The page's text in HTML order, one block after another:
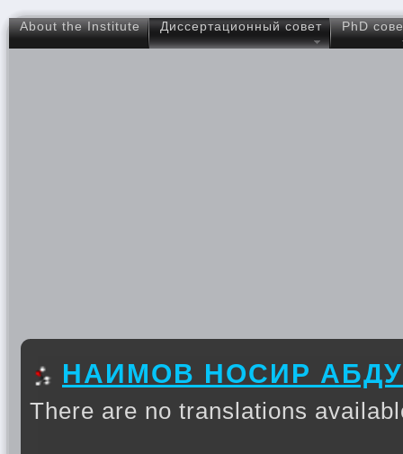
About the Institute Диссертационный совет PhD
НАИМОВ НОСИР
There are no translations